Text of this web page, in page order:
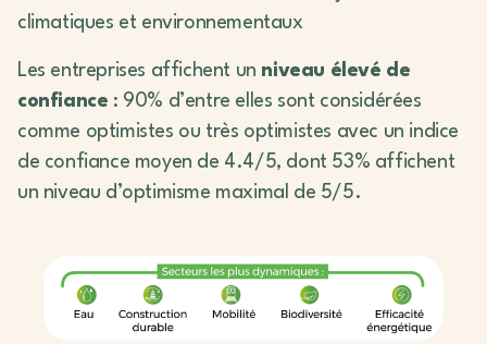
climatiques et environnementaux
Les entreprises affichent un niveau élevé de
confiance : 90% d’entre elles sont considérées
comme optimistes ou très optimistes avec un indice
de confiance moyen de 4.4/5, dont 53% affichent
un niveau d’optimisme maximal de 5/5.